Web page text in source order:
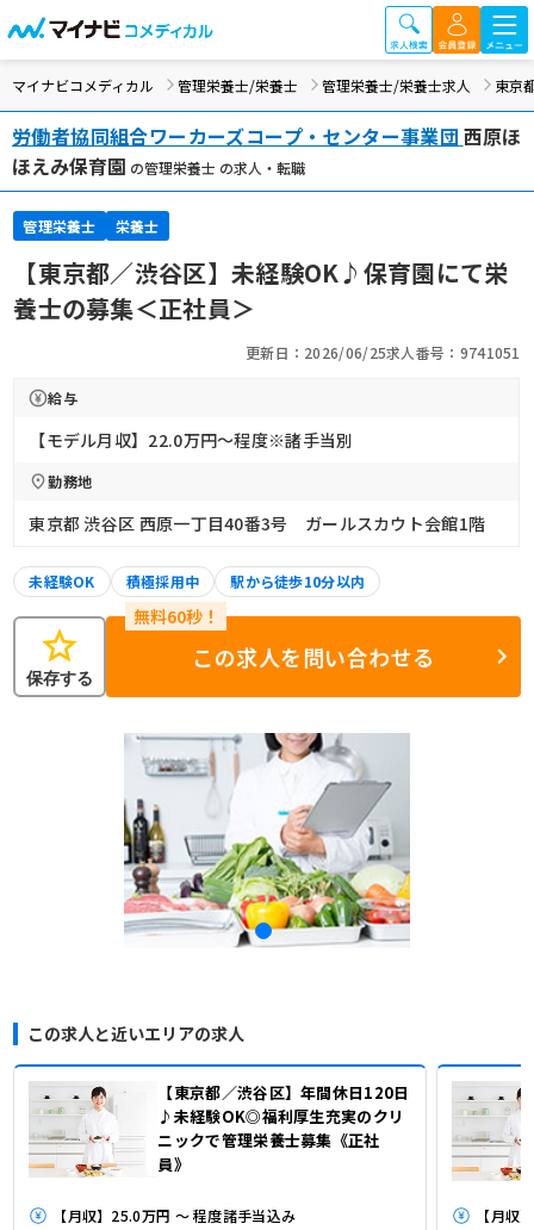
マイナビコメディカル 管理栄養士/栄養士 管理栄養士/栄養士求人 東京
労働者協同組合ワーカーズコープ・センター事業団 西原ほ
ほえみ保育園 の管理栄養士 の求人・転職
管理栄養士 栄養士
【東京都／渋谷区】未経験OK♪保育園にて栄
養士の募集＜正社員＞
更新日：2026/06/25求人番号：9741051
給与
【モデル月収】22.0万円〜程度※諸手当別
勤務地
東京都 渋谷区 西原一丁目40番3号 ガールスカウト会館1階
未経験OK 積極採用中 駅から徒歩10分以内
star
保存する
この求人を問い合わせる
この求人と近いエリアの求人
【東京都／渋谷区】年間休日120日
♪未経験OK◎福利厚生充実のクリ
ニックで管理栄養士募集《正社
員》
【月収】25.0万円 ～ 程度諸手当込み
【月収